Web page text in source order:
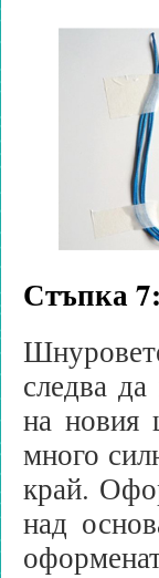
Стъпка 7:
следва
на новия
много
край.
над